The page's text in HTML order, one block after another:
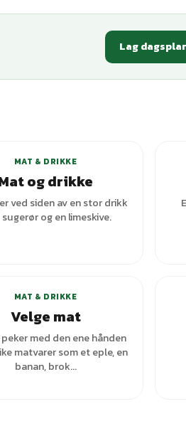
Lag
MAT & DRIKKE
og drikke
ved siden av en stor drikk
og en limeskive.
MAT & DRIKKE
Velge mat
med den ene hånden
matvarer som et eple, en
banan, brok...